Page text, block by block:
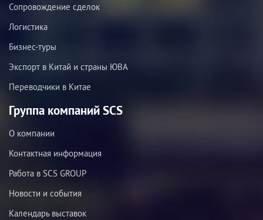
Сопровождение сделок
Логистика
Бизнес-туры
Экспорт в Китай и страны ЮВА
Переводчики в Китае
Группа компаний SCS
О компании
Контактная информация
Работа в SCS GROUP
Новости и события
Календарь выставок